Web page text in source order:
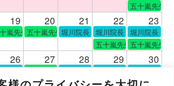
五十嵐先生
19 20 21 22 23
嵐先生五十嵐先生堀川院長 堀川院長 堀川院長
五十嵐先生五十嵐先生
26 27 28 29 30
院長 五十嵐先生堀川院長 堀川院長 堀川院長
五十嵐先生五十嵐先生五十嵐先生